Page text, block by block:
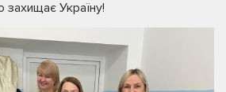
захищає Україну!